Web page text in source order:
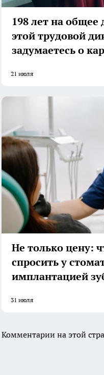
198 лет на общее
этой трудовой
задумаетесь о
21 июля
Не только цену:
спросить у
имплантацией
31 июля
Комментарии на этой